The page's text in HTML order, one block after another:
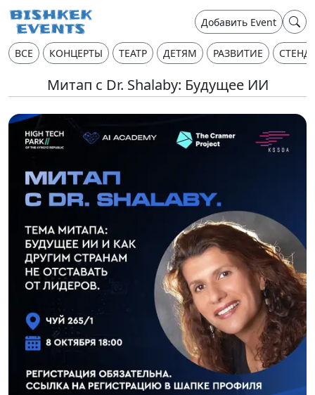
Добавить Event
ВСЕ КОНЦЕРТЫ ТЕАТР ДЕТЯМ РАЗВИТИЕ
Митап с Dr. Shalaby: Будущее ИИ